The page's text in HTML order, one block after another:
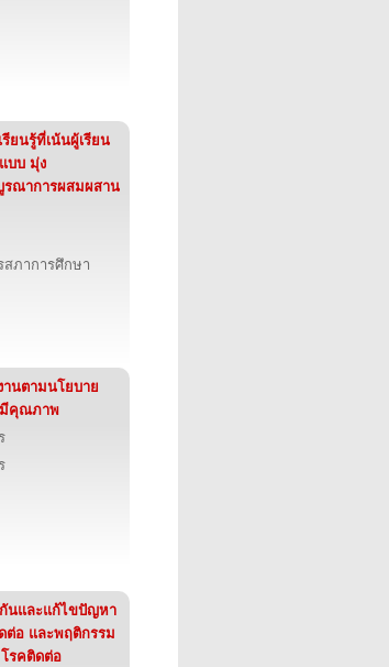
ยนรู้ที่เน้นผู้เรียน
บบ มุ่ง
ณาการผสมผสาน
สภาการศึกษา
านตามนโยบาย
มีคุณภาพ
นและแก้ไขปัญหา
ต่อ และพฤติกรรม
รคติดต่อ